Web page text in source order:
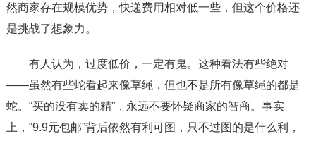
然商家存在规模优势，快递费用相对低一些，但这个价格还
是挑战了想象力。
有人认为，过度低价，一定有鬼。这种看法有些绝对
——虽然有些蛇看起来像草绳，但也不是所有像草绳的都是
蛇。“买的没有卖的精”，永远不要怀疑商家的智商。事实
上，“9.9元包邮”背后依然有利可图，只不过图的是什么利，